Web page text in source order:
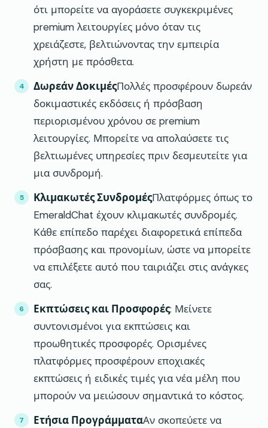
ότι μπορείτε να αγοράσετε συγκεκριμένες
premium λειτουργίες μόνο όταν τις
χρειάζεστε, βελτιώνοντας την εμπειρία
χρήστη με πρόσθετα.
Δωρεάν ΔοκιμέςΠολλές προσφέρουν δωρεάν
δοκιμαστικές εκδόσεις ή πρόσβαση
περιορισμένου χρόνου σε premium
λειτουργίες. Μπορείτε να απολαύσετε τις
βελτιωμένες υπηρεσίες πριν δεσμευτείτε για
μια συνδρομή.
Κλιμακωτές ΣυνδρομέςΠλατφόρμες όπως το
EmeraldChat έχουν κλιμακωτές συνδρομές.
Κάθε επίπεδο παρέχει διαφορετικά επίπεδα
πρόσβασης και προνομίων, ώστε να μπορείτε
να επιλέξετε αυτό που ταιριάζει στις ανάγκες
σας.
Εκπτώσεις και Προσφορές: Μείνετε
συντονισμένοι για εκπτώσεις και
προωθητικές προσφορές. Ορισμένες
πλατφόρμες προσφέρουν εποχιακές
εκπτώσεις ή ειδικές τιμές για νέα μέλη που
μπορούν να μειώσουν σημαντικά το κόστος.
Ετήσια ΠρογράμματαΑν σκοπεύετε να